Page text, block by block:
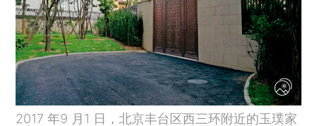
2017 年9 月1 日，北京丰台区西三环附近的玉璞家